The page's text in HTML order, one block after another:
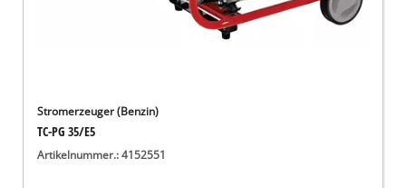
Stromerzeuger (Benzin)
TC-PG 35/E5
Artikelnummer.: 4152551